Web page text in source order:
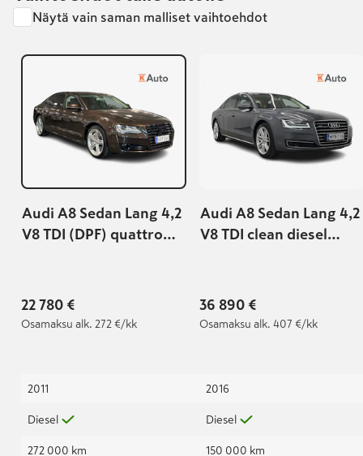
Näytä vain saman malliset vaihtoehdot
Audi A8 Sedan Lang 4,2
V8 TDI (DPF) quattro
22 780 €
Osamaksu alk. 272 €/kk
2011
Diesel
272 000 km
Audi A8 Sedan Lang 4,2
V8 TDI clean diesel
36 890 €
Osamaksu alk. 407 €/kk
2016
Diesel
150 000 km